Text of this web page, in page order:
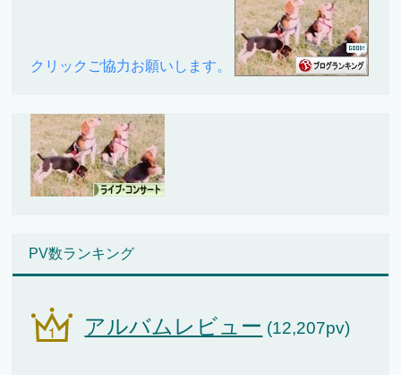
クリックご協力お願いします。
PV数ランキング
アルバムレビュー (12,207pv)